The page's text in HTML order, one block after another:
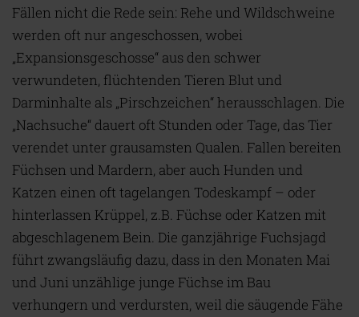
Fällen nicht die Rede sein: Rehe und Wildschweine
werden oft nur angeschossen, wobei
„Expansionsgeschosse“ aus den schwer
verwundeten, flüchtenden Tieren Blut und
Darminhalte als „Pirschzeichen“ herausschlagen. Die
„Nachsuche“ dauert oft Stunden oder Tage, das Tier
verendet unter grausamsten Qualen. Fallen bereiten
Füchsen und Mardern, aber auch Hunden und
Katzen einen oft tagelangen Todeskampf – oder
hinterlassen Krüppel, z.B. Füchse oder Katzen mit
abgeschlagenem Bein. Die ganzjährige Fuchsjagd
führt zwangsläufig dazu, dass in den Monaten Mai
und Juni unzählige junge Füchse im Bau
verhungern und verdursten, weil die säugende Fähe